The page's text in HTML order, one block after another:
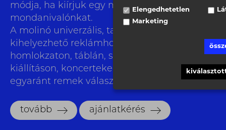
módja, ha kiírjuk egy molinóra
mondanivalónkat.
A molinó univerzális, tartós, könnyen
kihelyezhető reklámhordozó, ami kerítésen,
homlokzaton, táblán, sporteseményen,
kiállításon, koncerteken, kültéren és beltéren
egyaránt remek választás.
tovább ajánlatkérés
Elengedhetetlen
Marketing